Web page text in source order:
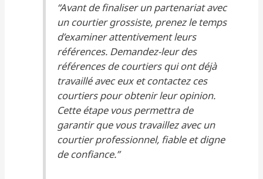
“Avant de finaliser un partenariat avec
un courtier grossiste, prenez le temps
d’examiner attentivement leurs
références. Demandez-leur des
références de courtiers qui ont déjà
travaillé avec eux et contactez ces
courtiers pour obtenir leur opinion.
Cette étape vous permettra de
garantir que vous travaillez avec un
courtier professionnel, fiable et digne
de confiance.”